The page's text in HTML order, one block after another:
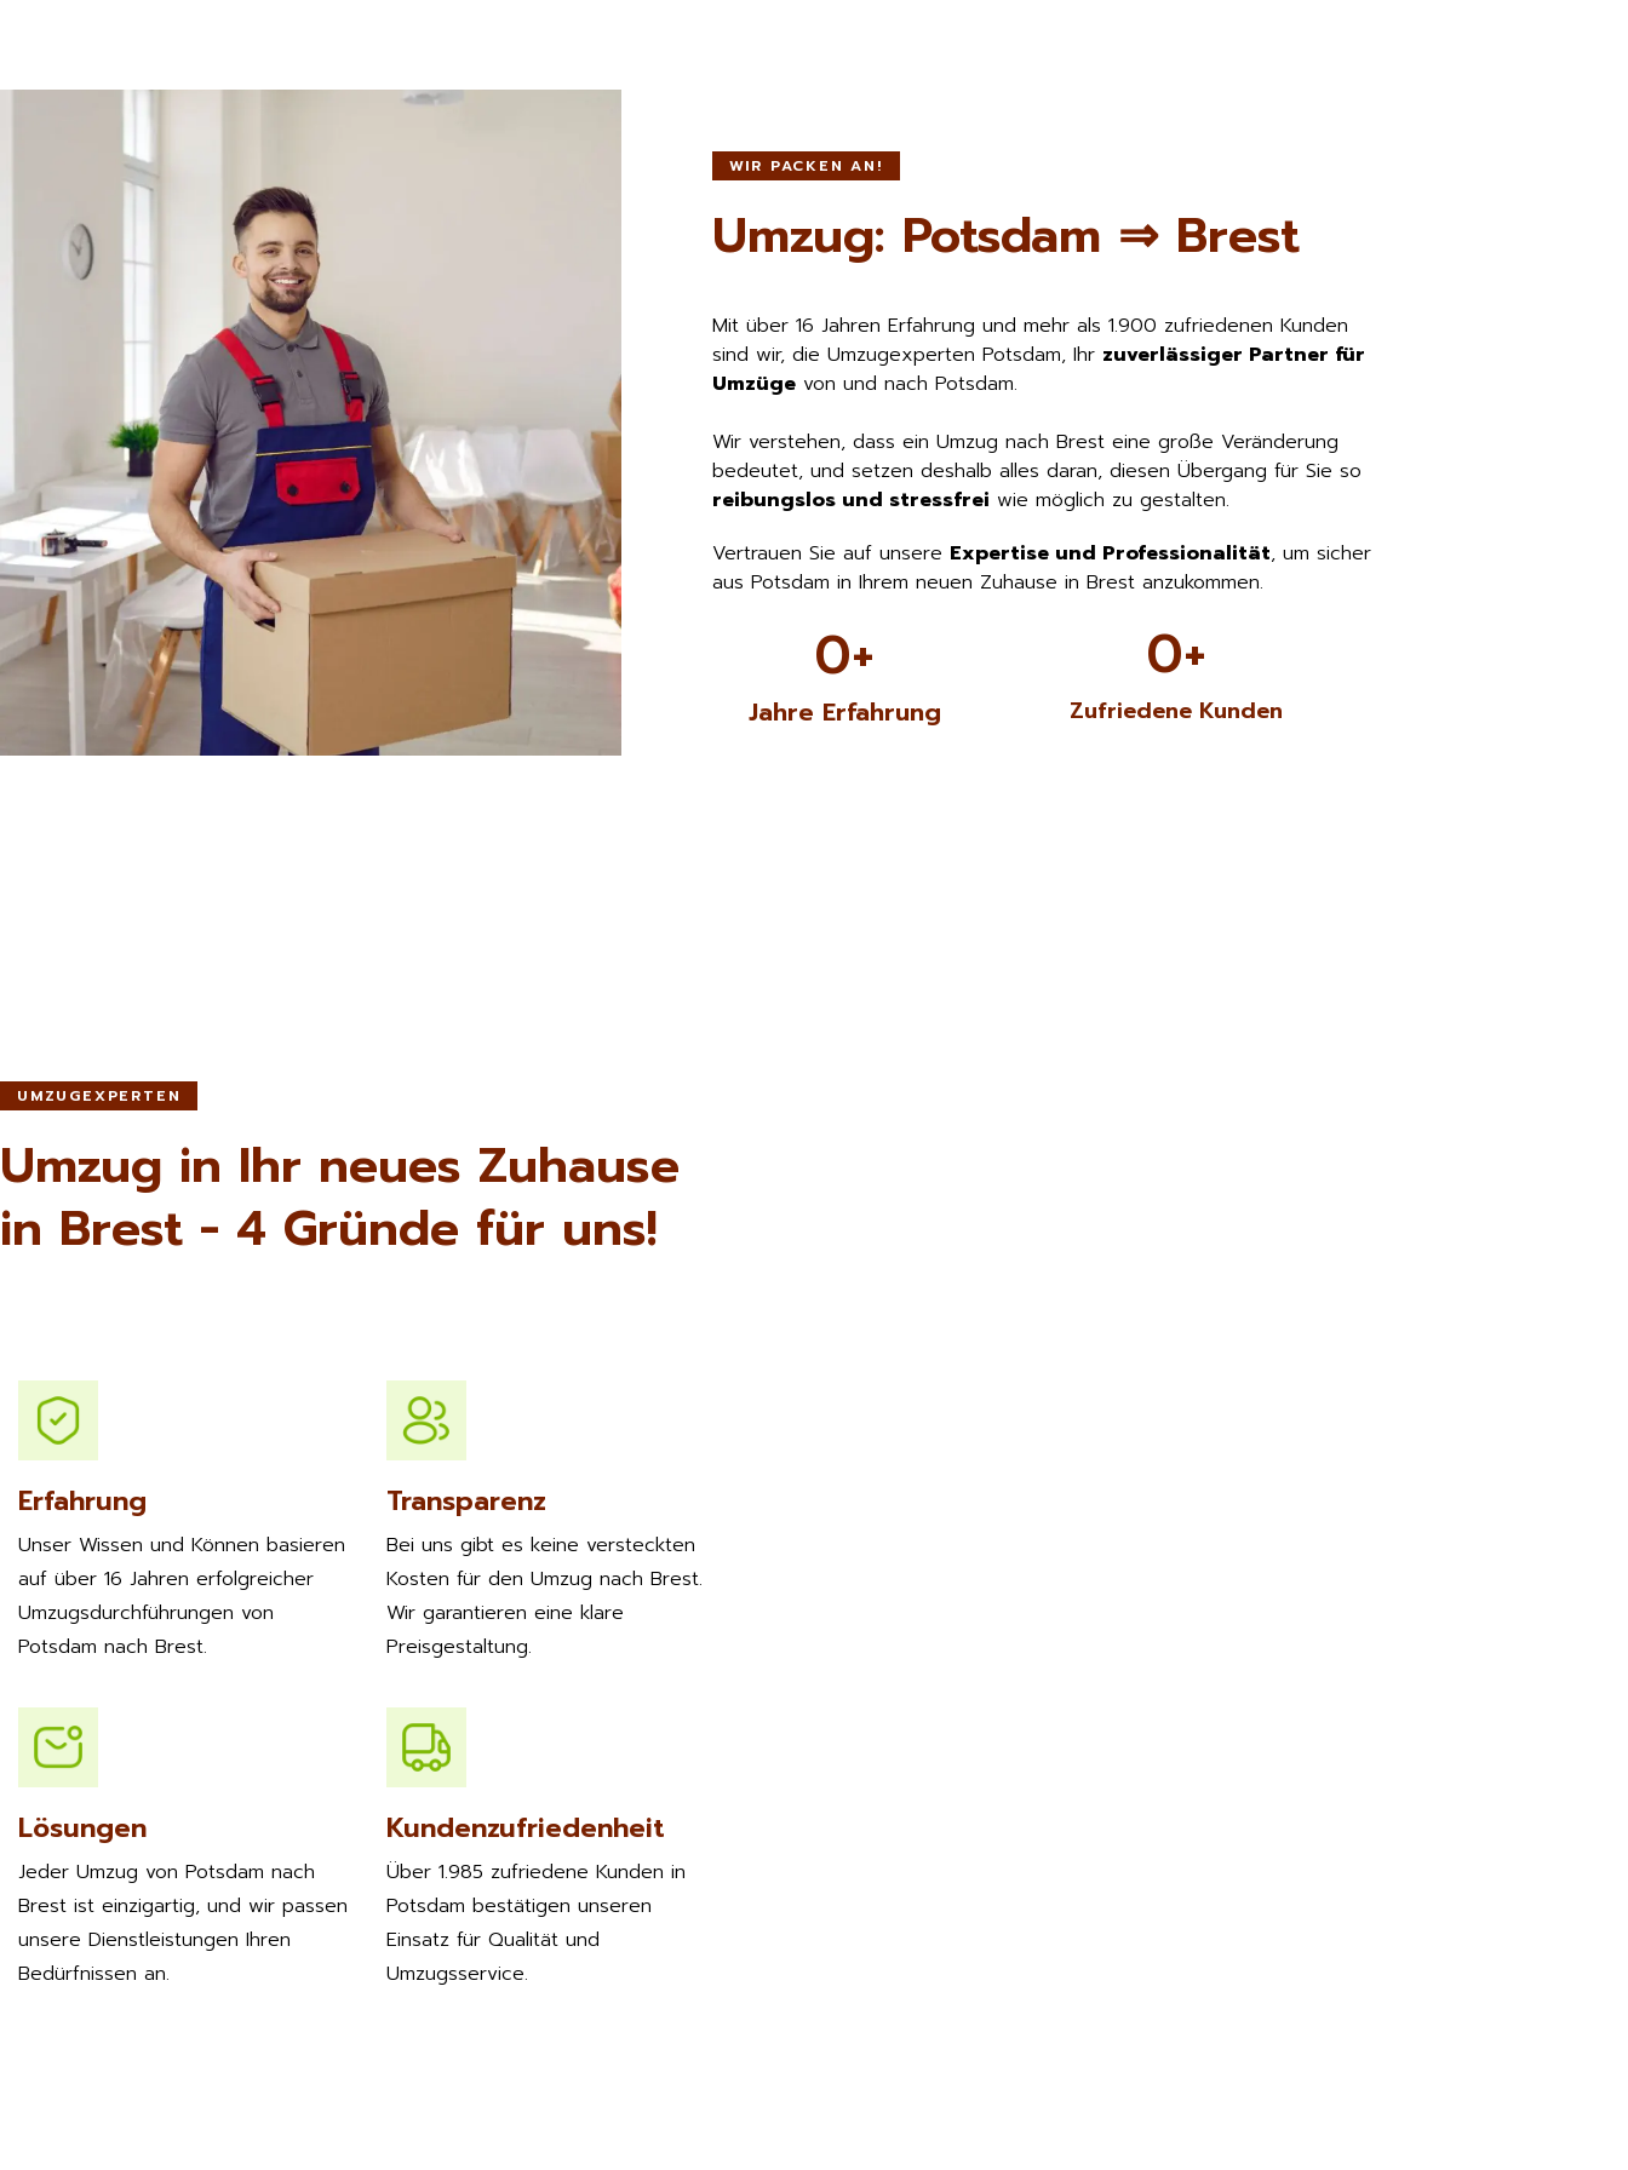
WIR PACKEN AN!
Umzug: Potsdam ⇒ Brest
Mit über 16 Jahren Erfahrung und mehr als 1.900 zufriedenen Kunden
sind wir, die Umzugexperten Potsdam, Ihr zuverlässiger Partner für
Umzügevon und nach Potsdam.
Wir verstehen, dass ein Umzug nach Brest eine große Veränderung
bedeutet, und setzen deshalb alles daran, diesen Übergang für Sie so
reibungslos und stressfrei wie möglich zu gestalten.
Vertrauen Sie auf unsere Expertise und Professionalität, um sicher
aus Potsdam in Ihrem neuen Zuhause in Brest anzukommen.
0+
Jahre Erfahrung
0+
Zufriedene Kunden
UMZUGEXPERTEN
Umzug in Ihr neues Zuhause
in Brest - 4 Gründe für uns!
Erfahrung
Unser Wissen und Können basieren
auf über 16 Jahren erfolgreicher
Umzugsdurchführungen von
Potsdam nach Brest.
Lösungen
Jeder Umzug von Potsdam nach
Brest ist einzigartig, und wir passen
unsere Dienstleistungen Ihren
Bedürfnissen an.
Transparenz
Bei uns gibt es keine versteckten
Kosten für den Umzug nach Brest.
Wir garantieren eine klare
Preisgestaltung.
Kundenzufriedenheit
Über 1.985 zufriedene Kunden in
Potsdam bestätigen unseren
Einsatz für Qualität und
Umzugsservice.